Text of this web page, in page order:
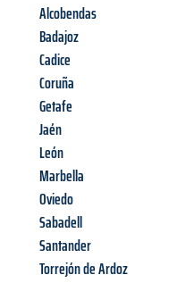
Alcobendas
Badajoz
Cadice
Coruña
Getafe
Jaén
León
Marbella
Oviedo
Sabadell
Santander
Torrejón de Ardoz